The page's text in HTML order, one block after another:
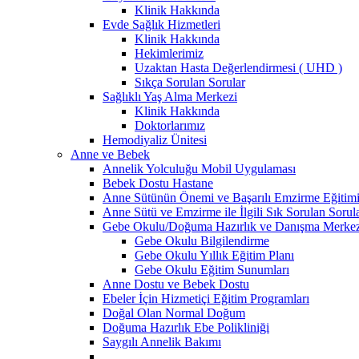
Klinik Hakkında
Evde Sağlık Hizmetleri
Klinik Hakkında
Hekimlerimiz
Uzaktan Hasta Değerlendirmesi ( UHD )
Sıkça Sorulan Sorular
Sağlıklı Yaş Alma Merkezi
Klinik Hakkında
Doktorlarımız
Hemodiyaliz Ünitesi
Anne ve Bebek
Annelik Yolculuğu Mobil Uygulaması
Bebek Dostu Hastane
Anne Sütünün Önemi ve Başarılı Emzirme Eğitimi
Anne Sütü ve Emzirme ile İlgili Sık Sorulan
Gebe Okulu/Doğuma Hazırlık ve Danışma
Gebe Okulu Bilgilendirme
Gebe Okulu Yıllık Eğitim Planı
Gebe Okulu Eğitim Sunumları
Anne Dostu ve Bebek Dostu
Ebeler İçin Hizmetiçi Eğitim Programları
Doğal Olan Normal Doğum
Doğuma Hazırlık Ebe Polikliniği
Saygılı Annelik Bakımı